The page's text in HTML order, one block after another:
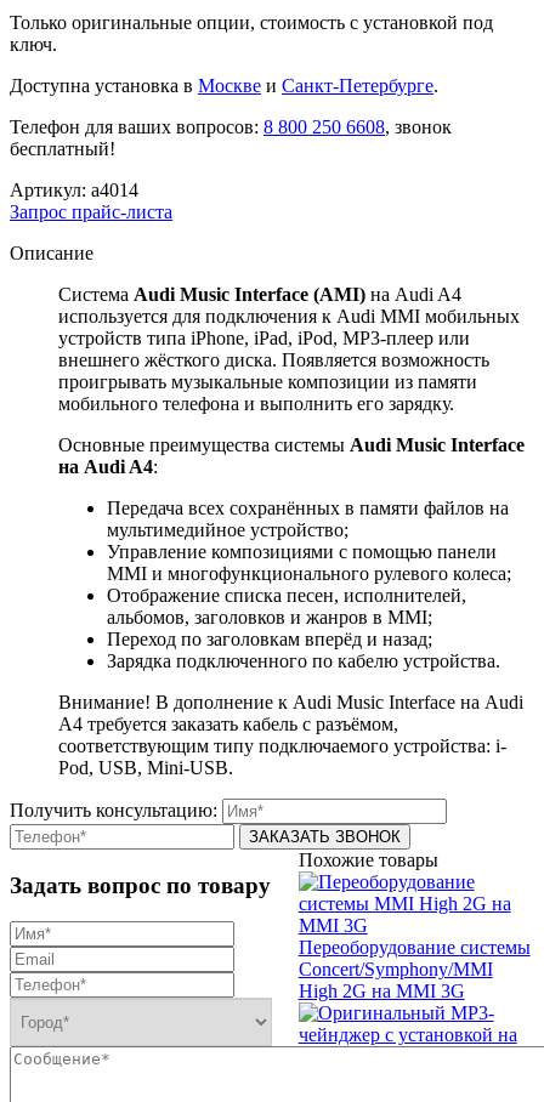
Только оригинальные опции, стоимость с установкой под
ключ.
Доступна установка в Москве и Санкт-Петербурге.
Телефон для ваших вопросов: 8 800 250 6608, звонок
бесплатный!
Артикул: a4014
Запрос прайс-листа
Описание
Система Audi Music Interface (AMI) на Audi A4
используется для подключения к Audi MMI мобильных
устройств типа iPhone, iPad, iPod, MP3-плеер или
внешнего жёсткого диска. Появляется возможность
проигрывать музыкальные композиции из памяти
мобильного телефона и выполнить его зарядку.
Основные преимущества системы Audi Music Interface
на Audi A4:
Передача всех сохранённых в памяти файлов на
мультимедийное устройство;
Управление композициями с помощью панели
MMI и многофункционального рулевого колеса;
Отображение списка песен, исполнителей,
альбомов, заголовков и жанров в MMI;
Переход по заголовкам вперёд и назад;
Зарядка подключенного по кабелю устройства.
Внимание! В дополнение к Audi Music Interface на Audi
A4 требуется заказать кабель с разъёмом,
соответствующим типу подключаемого устройства: i-
Pod, USB, Mini-USB.
Получить консультацию:
Задать вопрос по товару
Похожие товары
Переоборудование системы
Concert/Symphony/MMI
High 2G на MMI 3G